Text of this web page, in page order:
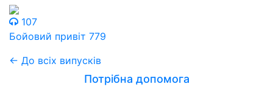
107
Бойовий привіт 779
← До всіх випусків
Потрібна допомога